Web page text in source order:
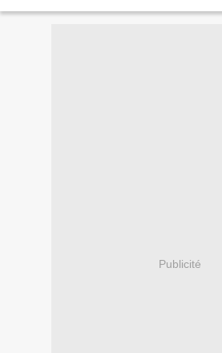
Publicité